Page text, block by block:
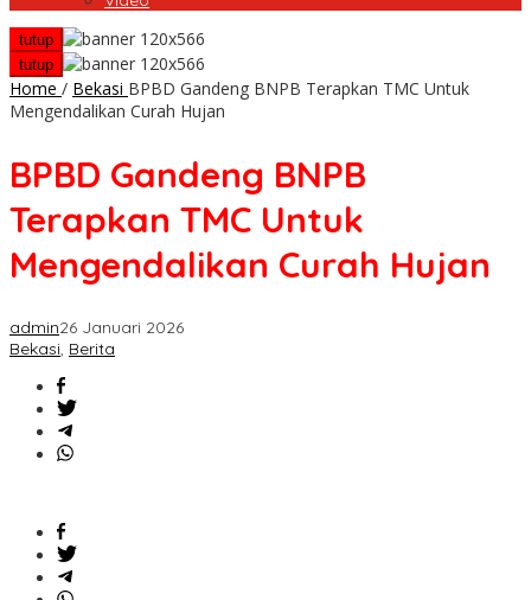
tutup
tutup
Home / Bekasi BPBD Gandeng BNPB Terapkan TMC Untuk
Mengendalikan Curah Hujan
BPBD Gandeng BNPB
Terapkan TMC Untuk
Mengendalikan Curah Hujan
admin26 Januari 2026
Bekasi, Berita